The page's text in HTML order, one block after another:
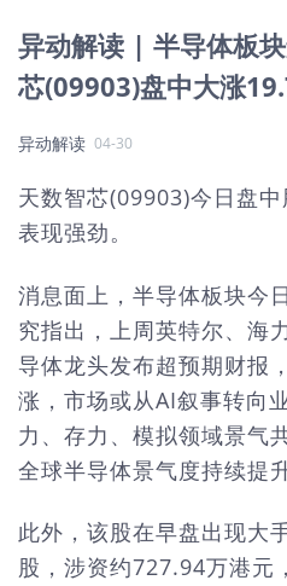
异动解读 | 半导体板
芯(09903)盘中大涨
异动解读 04-30
天数智芯(09903)今日盘
表现强劲。
消息面上，半导体板块今
究指出，上周英特尔、海
导体龙头发布超预期财报
涨，市场或从AI叙事转向
力、存力、模拟领域景气
全球半导体景气度持续提升
此外，该股在早盘出现大
股，涉资约727.94万港元